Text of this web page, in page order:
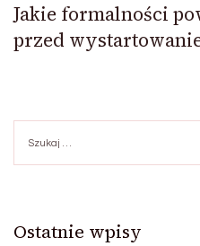
Jakie formalności
przed
Ostatnie wpisy